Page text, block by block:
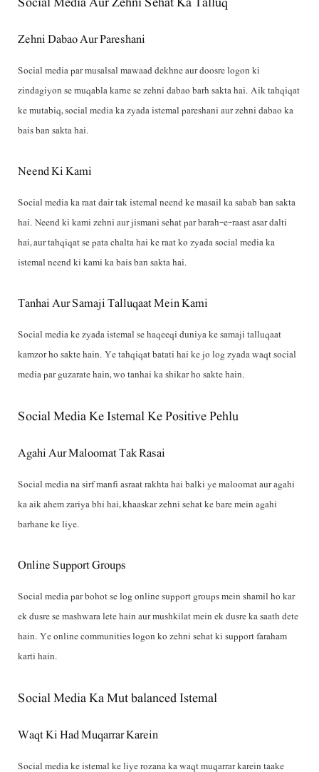
Zehni Dabao Aur Pareshani
Social media par musalsal mawaad dekhne aur doosre logon ki
zindagiyon se muqabla karne se zehni dabao barh sakta hai. Aik tahqiqat
ke mutabiq, social media ka zyada istemal pareshani aur zehni dabao ka
bais ban sakta hai.
Neend Ki Kami
Social media ka raat dair tak istemal neend ke masail ka sabab ban sakta
hai. Neend ki kami zehni aur jismani sehat par barah-e-raast asar dalti
hai, aur tahqiqat se pata chalta hai ke raat ko zyada social media ka
istemal neend ki kami ka bais ban sakta hai.
Tanhai Aur Samaji Talluqaat Mein Kami
Social media ke zyada istemal se haqeeqi duniya ke samaji talluqaat
kamzor ho sakte hain. Ye tahqiqat batati hai ke jo log zyada waqt social
media par guzarate hain, wo tanhai ka shikar ho sakte hain.
Social Media Ke Istemal Ke Positive Pehlu
Agahi Aur Maloomat Tak Rasai
Social media na sirf manfi asraat rakhta hai balki ye maloomat aur agahi
ka aik ahem zariya bhi hai, khaaskar zehni sehat ke bare mein agahi
barhane ke liye.
Online Support Groups
Social media par bohot se log online support groups mein shamil ho kar
ek dusre se mashwara lete hain aur mushkilat mein ek dusre ka saath dete
hain. Ye online communities logon ko zehni sehat ki support faraham
karti hain.
Social Media Ka Mut balanced Istemal
Waqt Ki Had Muqarrar Karein
Social media ke istemal ke liye rozana ka waqt muqarrar karein taake